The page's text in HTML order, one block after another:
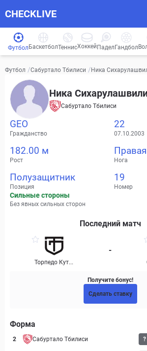
CHECKLIVE
Футбол БаскетболТеннисХоккей ПаделГандбол
Футбол /Сабуртало Тбилиси /Ника
Ника
Сабуртало Тбилиси
GEO
Гражданство
22
07.10.2003
182.00 м
Рост
Правая
Нога
Полузащитник
Позиция
19
Номер
Сильные стороны
Без явных сильных сторон
Последний матч
Торпедо Кут...
-
Получите бонус!
Сделать ставку
Форма
2 Сабуртало Тбилиси ?